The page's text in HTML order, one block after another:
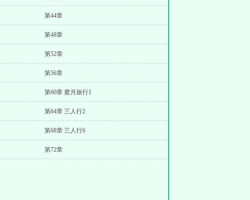
第44章
第48章
第52章
第56章
第60章 蜜月旅行1
第64章 三人行2
第68章 三人行6
第72章